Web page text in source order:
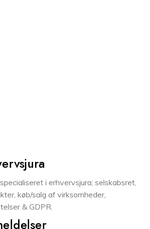
specialiseret i erhvervsjura; selskabsret,
køb/salg af virksomheder,
& GDPR.